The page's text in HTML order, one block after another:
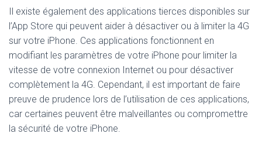
Il existe également des applications tierces disponibles sur
l’App Store qui peuvent aider à désactiver ou à limiter la 4G
sur votre iPhone. Ces applications fonctionnent en
modifiant les paramètres de votre iPhone pour limiter la
vitesse de votre connexion Internet ou pour désactiver
complètement la 4G. Cependant, il est important de faire
preuve de prudence lors de l’utilisation de ces applications,
car certaines peuvent être malveillantes ou compromettre
la sécurité de votre iPhone.